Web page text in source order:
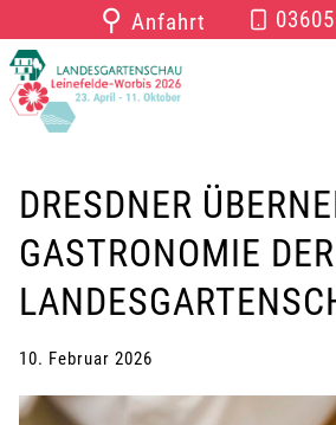
Inhalt
springen
⚲ Anfahrt
DRESDNER
GASTRONOMIE DER
10. Februar 2026